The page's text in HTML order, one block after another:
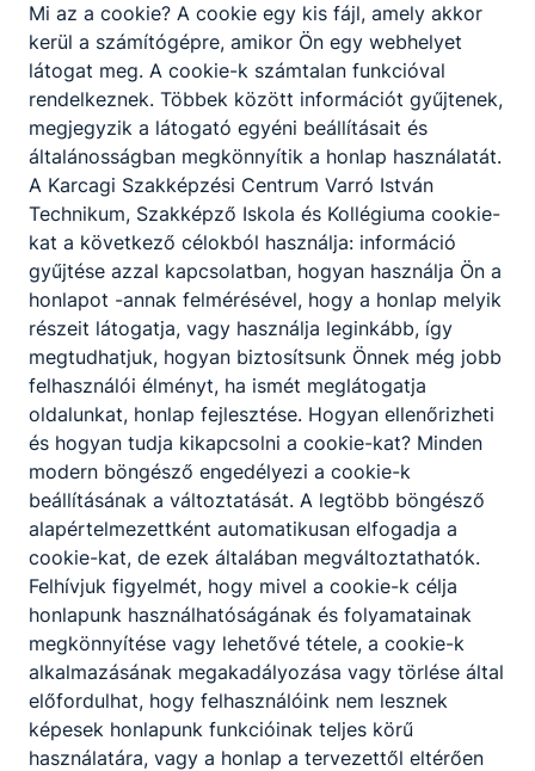
8
13:45-14:30
Rövidített
csengetési rend
1
7:15-7:45
2
7:55-8:25
3
8:35-9:05
4
9:15-9:45
5
9:55-10:25
6
10:35-11:05
7
11:15-11:45
8
11:50-12:20
Partnereink
Mi az a cookie? A cookie egy kis fájl, amely akkor
kerül a számítógépre, amikor Ön egy webhelyet
látogat meg. A cookie-k számtalan funkcióval
rendelkeznek. Többek között információt gyűjtenek,
megjegyzik a látogató egyéni beállításait és
általánosságban megkönnyítik a honlap használatát.
A Karcagi Szakképzési Centrum Varró István
Technikum, Szakképző Iskola és Kollégiuma cookie-
kat a következő célokból használja: információ
gyűjtése azzal kapcsolatban, hogyan használja Ön a
honlapot -annak felmérésével, hogy a honlap melyik
részeit látogatja, vagy használja leginkább, így
megtudhatjuk, hogyan biztosítsunk Önnek még jobb
felhasználói élményt, ha ismét meglátogatja
oldalunkat, honlap fejlesztése. Hogyan ellenőrizheti
és hogyan tudja kikapcsolni a cookie-kat? Minden
modern böngésző engedélyezi a cookie-k
beállításának a változtatását. A legtöbb böngésző
alapértelmezettként automatikusan elfogadja a
cookie-kat, de ezek általában megváltoztathatók.
Felhívjuk figyelmét, hogy mivel a cookie-k célja
honlapunk használhatóságának és folyamatainak
megkönnyítése vagy lehetővé tétele, a cookie-k
alkalmazásának megakadályozása vagy törlése által
előfordulhat, hogy felhasználóink nem lesznek
képesek honlapunk funkcióinak teljes körű
használatára, vagy a honlap a tervezettől eltérően